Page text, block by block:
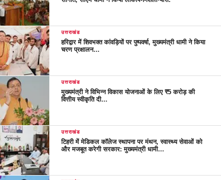
उत्तराखंड
हरिद्वार में शिवभक्त कांवड़ियों पर पुष्पवर्षा, मुख्यमंत्री धामी ने किया
चरण प्रक्षालन…
उत्तराखंड
मुख्यमंत्री ने विभिन्न विकास योजनाओं के लिए ₹5 करोड़ की
वित्तीय स्वीकृति दी…
उत्तराखंड
टिहरी में मेडिकल कॉलेज स्थापना पर मंथन, स्वास्थ्य सेवाओं को
और मजबूत करेगी सरकार: मुख्यमंत्री धामी…